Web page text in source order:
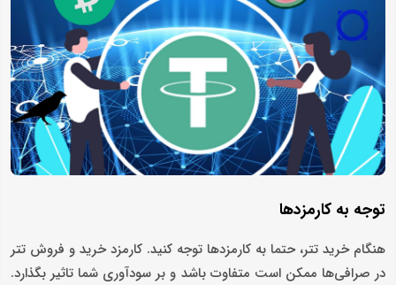
توجه به کارمزدها
هنگام خرید تتر، حتما به کارمزدها توجه کنید. کارمزد خرید و فروش تتر
در صرافی‌ها ممکن است متفاوت باشد و بر سودآوری شما تاثیر بگذارد.